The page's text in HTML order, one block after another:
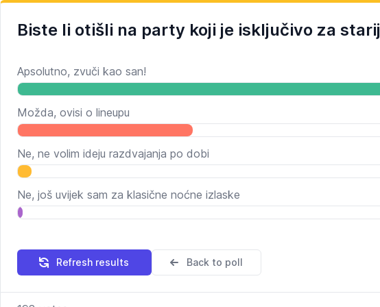
Biste li otišli na party koji je isključivo za
Apsolutno, zvuči kao san!
Možda, ovisi o lineupu
Ne, ne volim ideju razdvajanja po dobi
Ne, još uvijek sam za klasične noćne izlaske
Refresh results Back to poll